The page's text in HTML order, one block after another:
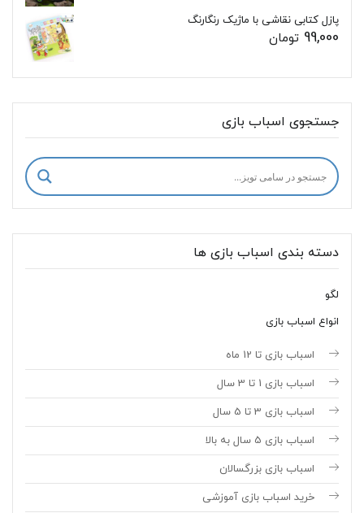
پازل کتابی نقاشی با ماژیک رنگارنگ
99,000 تومان
جستجوی اسباب بازی
دسته بندی اسباب بازی ها
لگو
انواع اسباب بازی
اسباب بازی تا 12 ماه
اسباب بازی 1 تا 3 سال
اسباب بازی 3 تا 5 سال
اسباب بازی 5 سال به بالا
اسباب بازی بزرگسالان
خرید اسباب بازی آموزشی